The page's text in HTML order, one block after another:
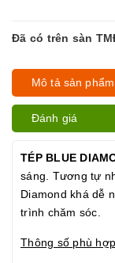
Đã có trên sàn
Mô tả sản phẩm
Đánh giá
TÉP BLUE
sáng. Tương tự
Diamond khá dễ
trình chăm sóc.
Thông số phù hợp